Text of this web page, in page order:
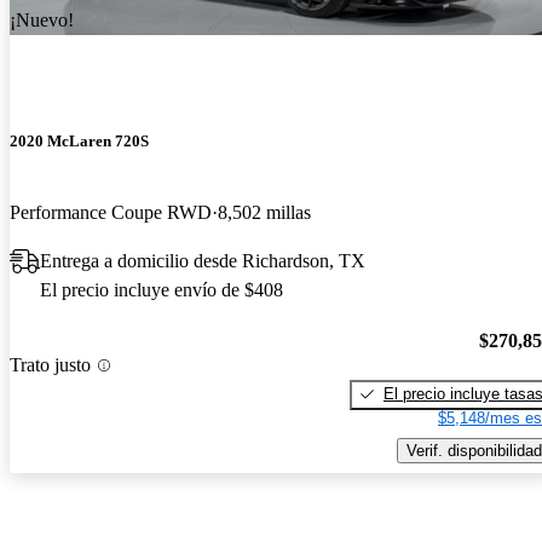
¡Nuevo!
2020 McLaren 720S
Performance Coupe RWD 8,502 millas
Entrega a domicilio desde Richardson, TX
El precio incluye envío de $408
Trato justo
El precio incluye tasas
$5,148/mes
Verif. disponibilidad